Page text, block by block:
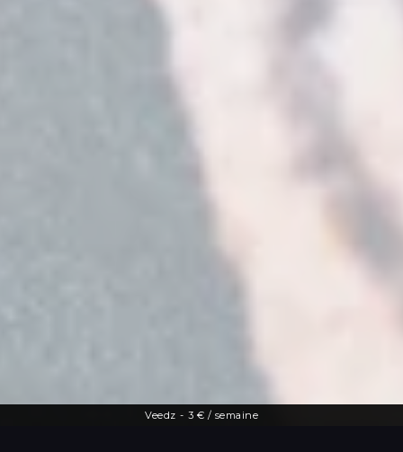
Veedz - 3 € / semaine